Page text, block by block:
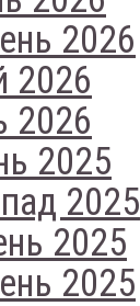
2026
2026
2026
2025
2025
2025
2025